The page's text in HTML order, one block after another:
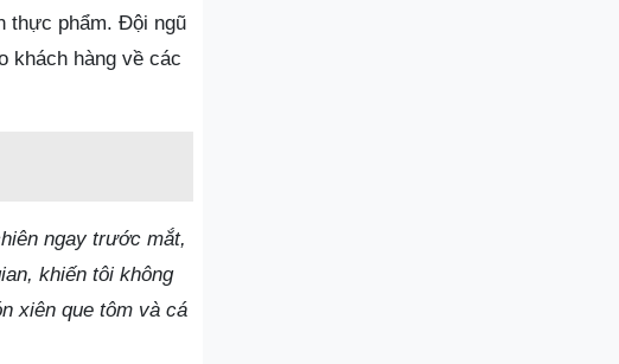
thực phẩm. Đội ngũ
khách hàng về các
ngay trước mắt,
khiến tôi không
xiên que tôm và cá